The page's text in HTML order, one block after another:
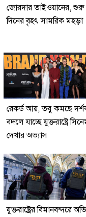
জোরদার তাইওয়ানের, শুরু
দিনের বৃহৎ সামরিক মহড়া
রেকর্ড আয়, তবু কমছে
বদলে যাচ্ছে যুক্তরাষ্ট্রে
দেখার অভ্যাস
যুক্তরাষ্ট্রের বিমানবন্দরে